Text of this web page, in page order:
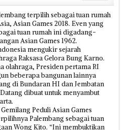
terpilih sebagai tuan rumah
Asian Games 2018. Even yang
tuan rumah ini digadang-
Asian Games 1962.
mengukir sejarah
Raksasa Gelora Bung Karno.
olahraga, Presiden pertama RI
beberapa bangunan lainnya
di Bundaran HI dan Jembatan
dibuat untuk menyambut
Peduli Asian Games
Palembang sebagai tuan
Wong Kito. “Ini membuktikan